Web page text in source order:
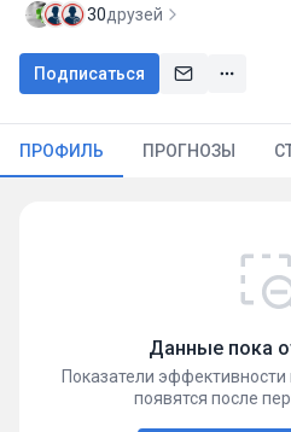
30друзей
Подписаться
ПРОФИЛЬ ПРОГНОЗЫ
Данные пока
Показатели
появятся после